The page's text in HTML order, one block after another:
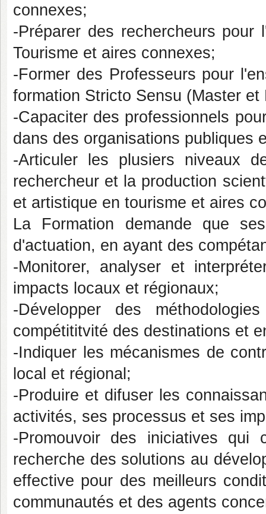
connexes;
-Préparer des rechercheurs pour
Tourisme et aires connexes;
-Former des Professeurs pour
formation Stricto Sensu (Master
-Capaciter des professionnels
dans des organisations publiques
-Articuler les plusiers niveaux
rechercheur et la production
et artistique en tourisme et aires
La Formation demande que
d'actuation, en ayant des
-Monitorer, analyser et
impacts locaux et régionaux;
-Développer des
compétititvité des destinations et
-Indiquer les mécanismes de
local et régional;
-Produire et difuser les
activités, ses processus et ses
-Promouvoir des iniciatives qui
recherche des solutions au
effective pour des meilleurs
communautés et des agents